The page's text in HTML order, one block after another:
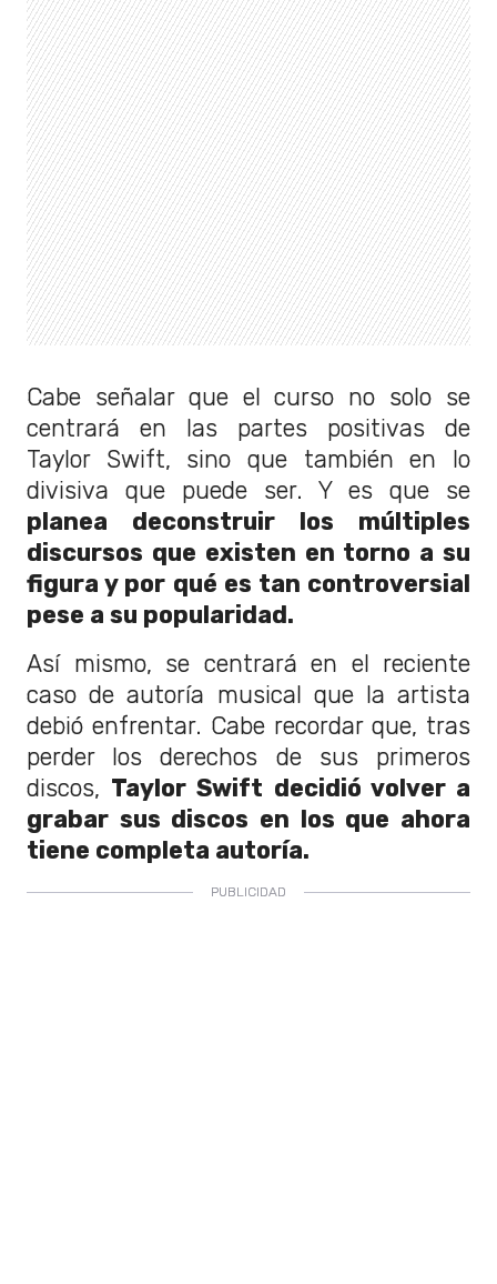
Cabe señalar que el curso no solo se
centrará en las partes positivas de
Taylor Swift, sino que también en lo
divisiva que puede ser. Y es que se
planea deconstruir los múltiples
discursos que existen en torno a su
figura y por qué es tan controversial
pese a su popularidad.
Así mismo, se centrará en el reciente
caso de autoría musical que la artista
debió enfrentar. Cabe recordar que, tras
perder los derechos de sus primeros
discos, Taylor Swift decidió volver a
grabar sus discos en los que ahora
tiene completa autoría.